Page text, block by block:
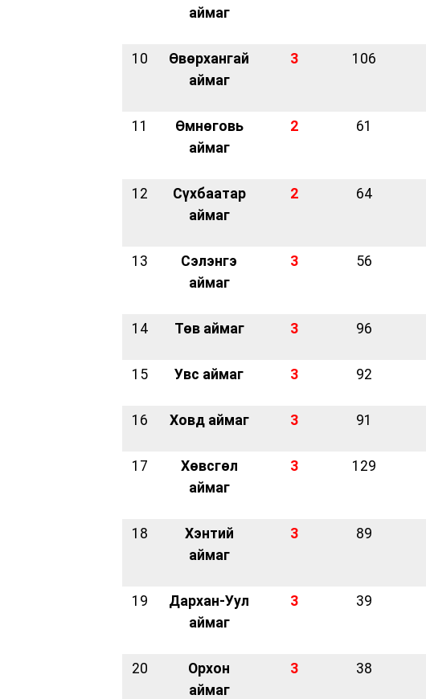
аймаг
10
Өвөрхангай
аймаг
3 106
11
Өмнөговь
аймаг
2 61
12
Сүхбаатар
аймаг
2 64
13
Сэлэнгэ
аймаг
3 56
14 Төв аймаг 3 96
15 Увс аймаг 3 92
16 Ховд аймаг 3 91
17
Хөвсгөл
аймаг
3 129
18
Хэнтий
аймаг
3 89
19
Дархан-Уул
аймаг
3 39
20
Орхон
аймаг
3 38